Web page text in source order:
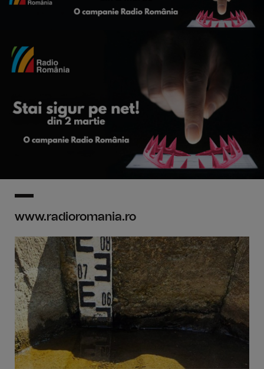
www.radioromania.ro